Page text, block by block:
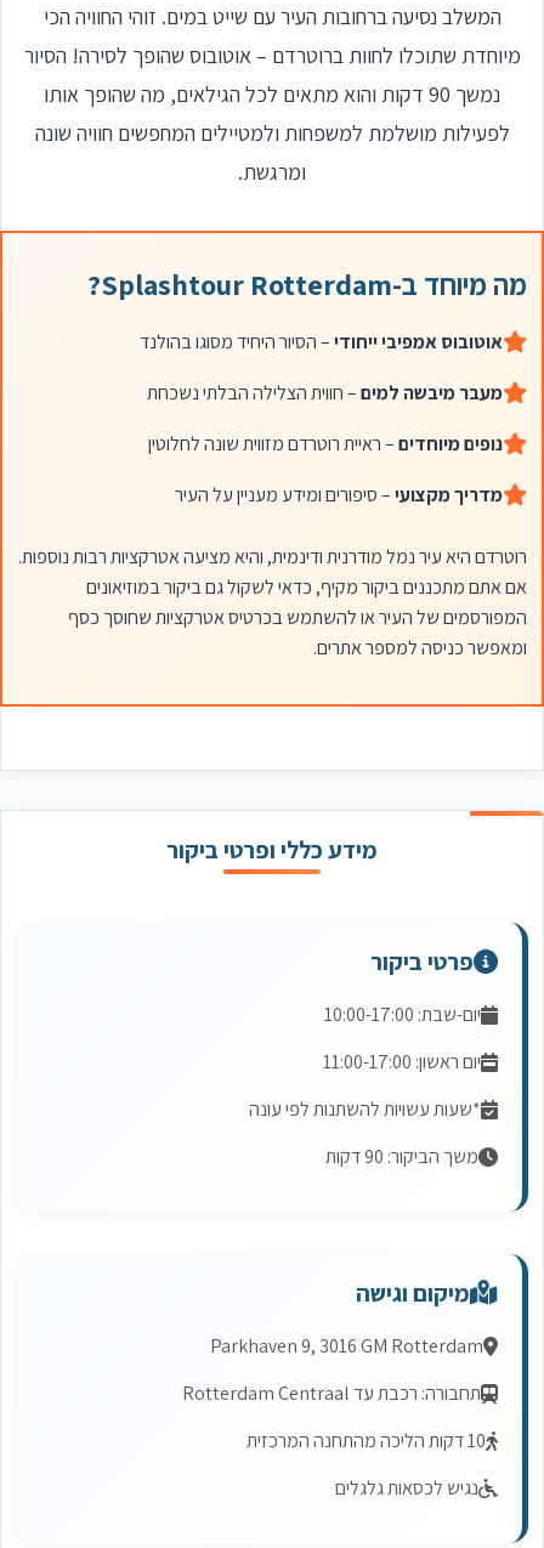
המשלב נסיעה ברחובות העיר עם שייט במים. זוהי החוויה הכי
מיוחדת שתוכלו לחוות ברוטרדם – אוטובוס שהופך לסירה! הסיור
נמשך 90 דקות והוא מתאים לכל הגילאים, מה שהופך אותו
לפעילות מושלמת למשפחות ולמטיילים המחפשים חוויה שונה
ומרגשת.
מה מיוחד ב-Splashtour Rotterdam?
אוטובוס אמפיבי ייחודי– הסיור היחיד מסוגו בהולנד
מעבר מיבשה למים– חווית הצלילה הבלתי נשכחת
נופים מיוחדים– ראיית רוטרדם מזווית שונה לחלוטין
מדריך מקצועי– סיפורים ומידע מעניין על העיר
רוטרדם היא עיר נמל מודרנית ודינמית, והיא מציעה אטרקציות רבות נוספות.
אם אתם מתכננים ביקור מקיף, כדאי לשקול גם ביקור במוזיאונים
המפורסמים של העיר או להשתמש בכרטיס אטרקציות שחוסך כסף
ומאפשר כניסה למספר אתרים.
מידע כללי ופרטי ביקור
פרטי ביקור
יום-שבת: 10:00-17:00
יום ראשון: 11:00-17:00
*שעות עשויות להשתנות לפי עונה
משך הביקור: 90 דקות
מיקום וגישה
Parkhaven 9, 3016 GM Rotterdam
תחבורה: רכבת עד Rotterdam Centraal
10 דקות הליכה מהתחנה המרכזית
נגיש לכסאות גלגלים